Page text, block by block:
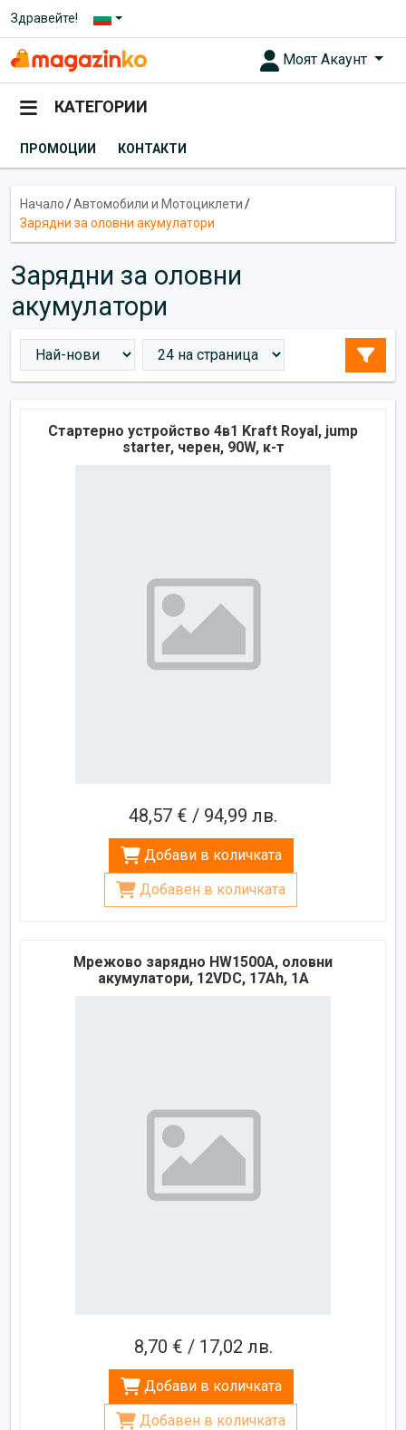
Здравейте!
Моят Акаунт
КАТЕГОРИИ
ПРОМОЦИИ КОНТАКТИ
Начало/Автомобили и Мотоциклети/
Зарядни за оловни акумулатори
Зарядни за оловни
акумулатори
Стартерно устройство 4в1 Kraft Royal, jump
starter, черен, 90W, к-т
48,57 € / 94,99 лв.
Добави в количката
Добавен в количката
Мрежово зарядно HW1500A, оловни
акумулатори, 12VDC, 17Ah, 1A
8,70 € / 17,02 лв.
Добави в количката
Добавен в количката